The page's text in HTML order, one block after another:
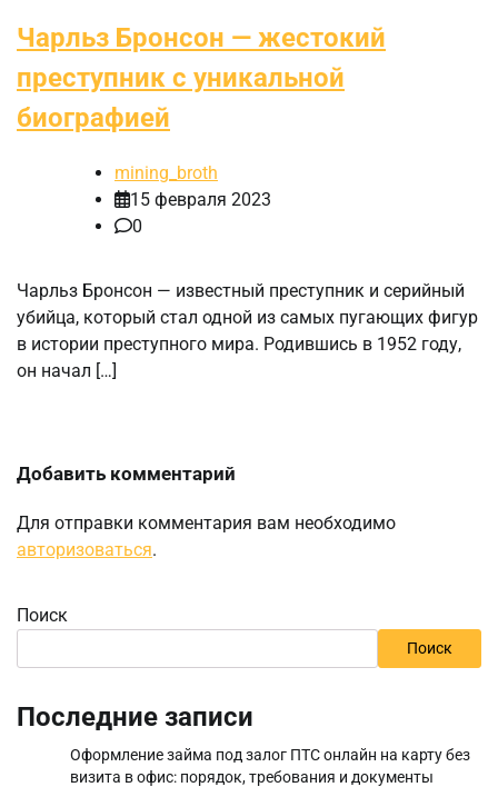
Чарльз Бронсон — жестокий
преступник с уникальной
биографией
mining_broth
15 февраля 2023
0
Чарльз Бронсон — известный преступник и серийный
убийца, который стал одной из самых пугающих фигур
в истории преступного мира. Родившись в 1952 году,
он начал […]
Добавить комментарий
Для отправки комментария вам необходимо
авторизоваться.
Поиск
Поиск
Последние записи
Оформление займа под залог ПТС онлайн на карту без
визита в офис: порядок, требования и документы